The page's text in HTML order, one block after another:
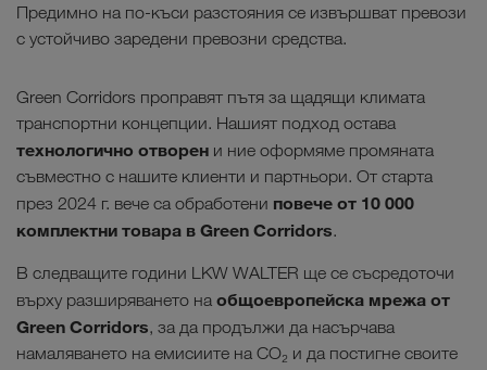
Предимно на по-къси разстояния се извършват превози
с устойчиво заредени превозни средства.
Green Corridors проправят пътя за щадящи климата
транспортни концепции. Нашият подход остава
технологично отворен и ние оформяме промяната
съвместно с нашите клиенти и партньори. От старта
през 2024 г. вече са обработени повече от 10 000
комплектни товара в Green Corridors.
В следващите години LKW WALTER ще се съсредоточи
върху разширяването на общоевропейска мрежа от
Green Corridors, за да продължи да насърчава
намаляването на емисиите на CO₂ и да постигне своите